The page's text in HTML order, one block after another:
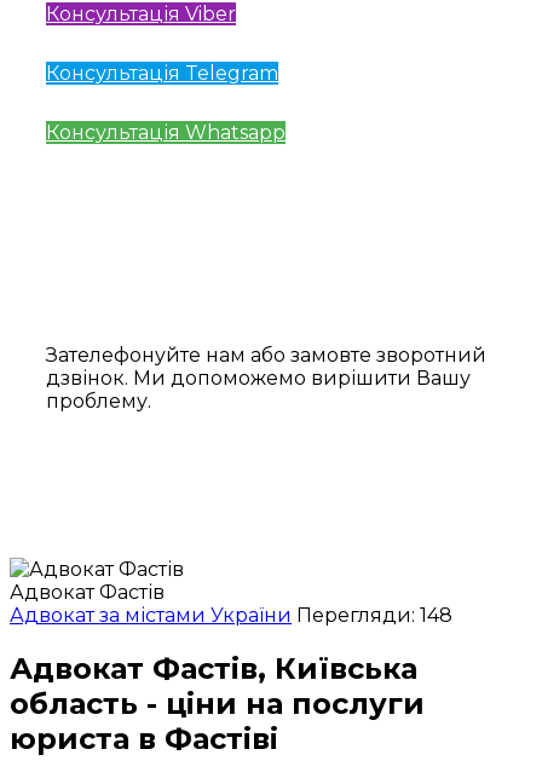
Консультація Viber
Консультація Telegram
Консультація Whatsapp
Зателефонуйте нам або замовте зворотний
дзвінок. Ми допоможемо вирішити Вашу
проблему.
Адвокат Фастів
Адвокат за містами України Перегляди: 148
Адвокат Фастів, Київська
область - ціни на послуги
юриста в Фастіві